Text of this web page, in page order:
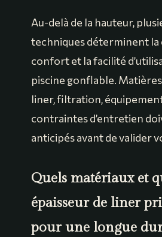
Au-delà de la hauteur,
techniques déterminent la
confort et la facilité
piscine gonflable.
liner, filtration,
contraintes d’entretien
anticipés avant de valider
Quels matériaux et
épaisseur de liner
pour une longue